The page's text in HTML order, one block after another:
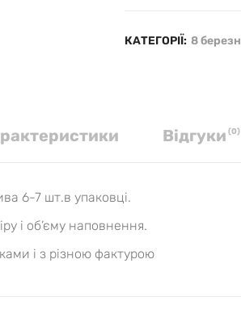
КАТЕГОРІЇ: 8
Вiдгуки (0)
6-7 шт.в упаковці.
і об’єму наповнення.
і з різною фактурою